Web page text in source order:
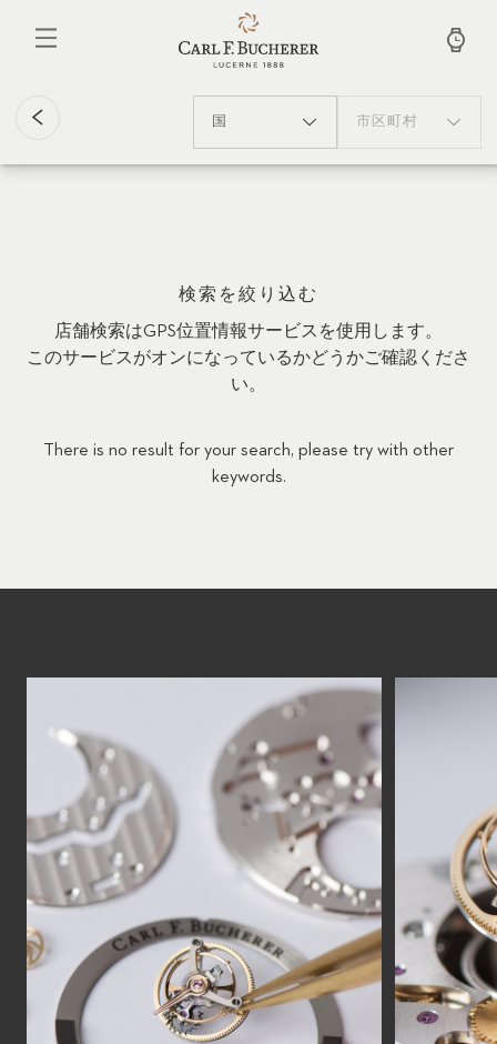
国 市区町村
検索を絞り込む
店舗検索はGPS位置情報サービスを使用します。
このサービスがオンになっているかどうかご確認くださ
い。
There is no result for your search, please try with other
keywords.